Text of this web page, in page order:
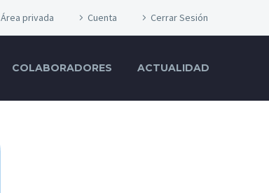
Área privada Cuenta Cerrar Sesión
COLABORADORES ACTUALIDAD